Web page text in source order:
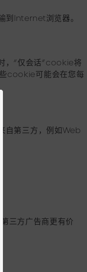
到Internet浏览器。
，“仅会话”cookie将
cookie可能会在您每
自第三方，例如Web
三方广告商更有价